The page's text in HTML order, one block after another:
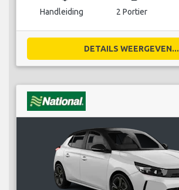
Handleiding 2 Portier
DETAILS WEERGEVEN...